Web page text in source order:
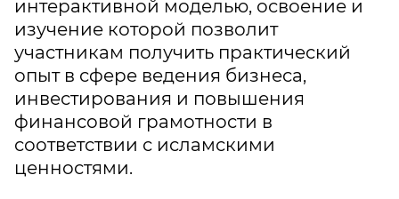
интерактивной моделью, освоение и
изучение которой позволит
участникам получить практический
опыт в сфере ведения бизнеса,
инвестирования и повышения
финансовой грамотности в
соответствии с исламскими
ценностями.